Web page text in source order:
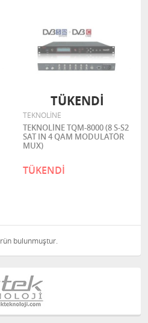
TEKNOLİNE
TEKNOLİNE TQM-8000 (8 S-S2
SAT IN 4 QAM MODULATÖR
MUX)
TÜKENDİ
TÜKENDİ
bulunmuştur.